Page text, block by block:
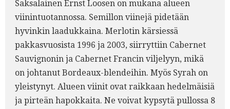
Saksalainen Ernst Loosen on mukana alueen
viinintuotannossa. Semillon viinejä pidetään
hyvinkin laadukkaina. Merlotin kärsiessä
pakkasvuosista 1996 ja 2003, siirryttiin Cabernet
Sauvignonin ja Cabernet Francin viljelyyn, mikä
on johtanut Bordeaux-blendeihin. Myös Syrah on
yleistynyt. Alueen viinit ovat raikkaan hedelmäisiä
ja pirteän hapokkaita. Ne voivat kypsytä pullossa 8